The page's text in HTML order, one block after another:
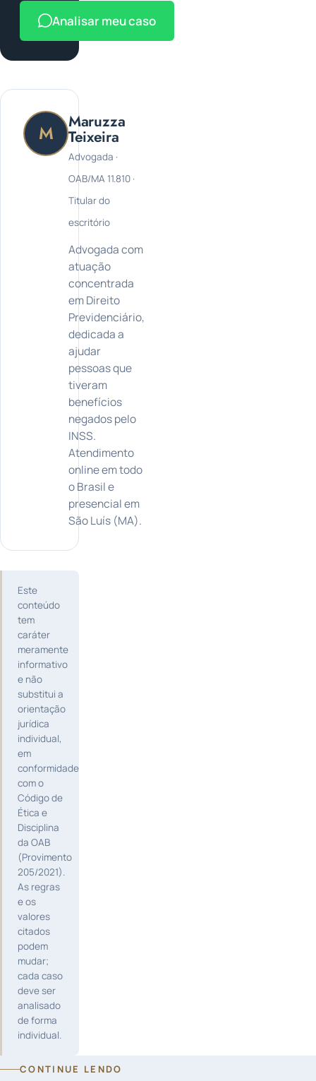
Analisar meu caso
M Maruzza
Teixeira
Advogada ·
OAB/MA 11.810 ·
Titular do
escritório
Advogada com
atuação
concentrada
em Direito
Previdenciário,
dedicada a
ajudar
pessoas que
tiveram
benefícios
negados pelo
INSS.
Atendimento
online em todo
o Brasil e
presencial em
São Luís (MA).
Este
conteúdo
tem
caráter
meramente
informativo
e não
substitui a
orientação
jurídica
individual,
em
conformidade
com o
Código de
Ética e
Disciplina
da OAB
(Provimento
205/2021).
As regras
e os
valores
citados
podem
mudar;
cada caso
deve ser
analisado
de forma
individual.
CONTINUE LENDO